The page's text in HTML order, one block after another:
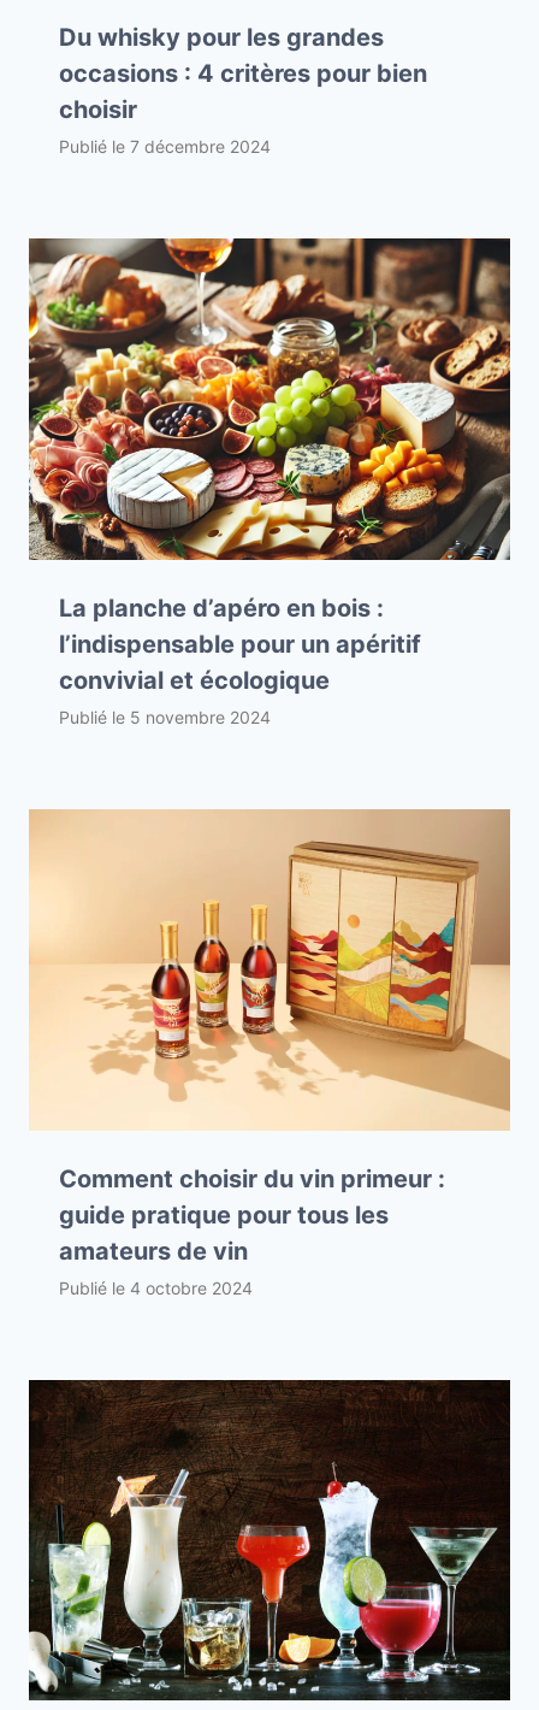
Du whisky pour les grandes
occasions : 4 critères pour bien
choisir
Publié le 7 décembre 2024
La planche d’apéro en bois :
l’indispensable pour un apéritif
convivial et écologique
Publié le 5 novembre 2024
Comment choisir du vin primeur :
guide pratique pour tous les
amateurs de vin
Publié le 4 octobre 2024